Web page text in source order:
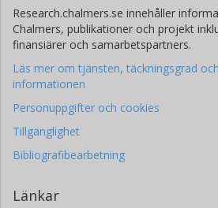
Research.chalmers.se innehåller
Chalmers, publikationer och projekt
finansiärer och samarbetspartners.
Läs mer om tjänsten, täckningsgrad
informationen
Personuppgifter och cookies
Tillgänglighet
Bibliografibearbetning
Länkar